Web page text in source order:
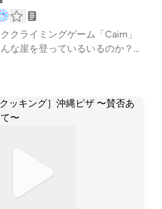
クライミングゲーム「Cairn」
な崖を登っているいるのか？な
てはいけないのか。そんな至極
がそんなに良かったか語りま
Springin’ Sound Stock、BGMer